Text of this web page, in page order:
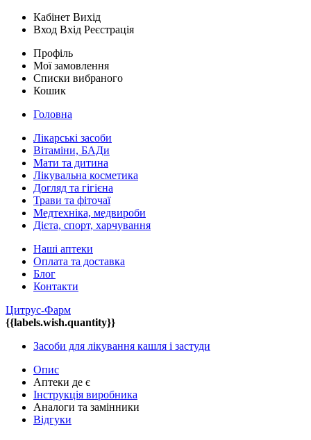
Кабінет Вихід
Вход Вхід Реєстрація
Профіль
Мої замовлення
Списки вибраного
Кошик
Головна
Лікарські засоби
Вітаміни, БАДи
Мати та дитина
Лікувальна косметика
Догляд та гігієна
Трави та фіточаї
Медтехніка, медвироби
Дієта, спорт, харчування
Наші аптеки
Оплата та доставка
Блог
Контакти
Цитрус-Фарм
{{labels.wish.quantity}}
Засоби для лікування кашля і застуди
Опис
Аптеки де є
Інструкція виробника
Аналоги та замінники
Відгуки